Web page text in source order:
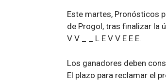
Este martes, Pronósticos
de Progol, tras finalizar la
V V _ _ L E V V E E E.
Los ganadores deben
El plazo para reclamar el